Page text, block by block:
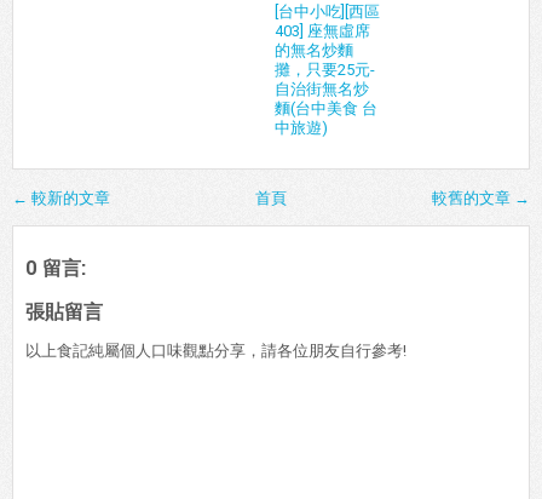
[台中小吃][西區
403] 座無虛席
的無名炒麵
攤，只要25元-
自治街無名炒
麵(台中美食 台
中旅遊)
← 較新的文章 較舊的文章 →
首頁
0 留言:
張貼留言
以上食記純屬個人口味觀點分享，請各位朋友自行參考!